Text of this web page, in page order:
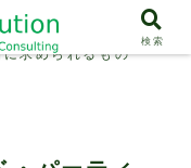
るサード・パーテ
求められるもの
検索